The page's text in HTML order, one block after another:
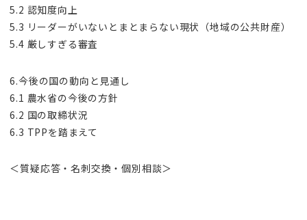
5.2 認知度向上
5.3 リーダーがいないとまとまらない現状（地域の公共財産）
5.4 厳しすぎる審査
6.今後の国の動向と見通し
6.1 農水省の今後の方針
6.2 国の取締状況
6.3 TPPを踏まえて
＜質疑応答・名刺交換・個別相談＞